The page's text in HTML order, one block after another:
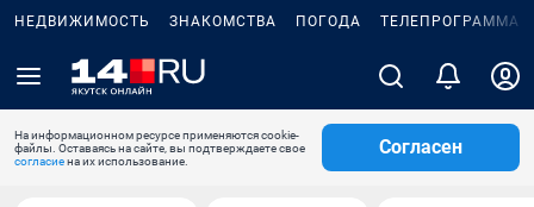
НЕДВИЖИМОСТЬ ЗНАКОМСТВА ПОГОДА ТЕЛЕПРОГРАММА
На информационном ресурсе применяются cookie-
файлы. Оставаясь на сайте, вы подтверждаете свое
согласиена их использование.
Согласен